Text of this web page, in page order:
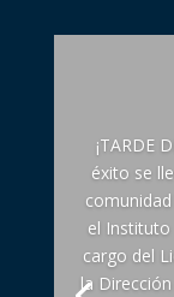
¡TARDE
éxito se
el Instituto
cargo del
la